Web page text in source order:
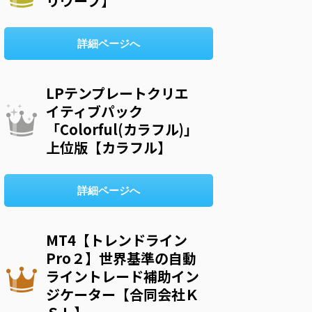
詳細ページへ
LPテンプレートクリエ
イティブパック
「Colorful(カラフル)」
上位版【カラフル】
詳細ページへ
MT4【トレンドライン
Pro２】世界基準の自動
ライントレード補助イン
ジケーター【合同会社Ｋ